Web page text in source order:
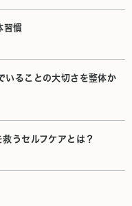
習慣
いることの大切さを整体か
うセルフケアとは？